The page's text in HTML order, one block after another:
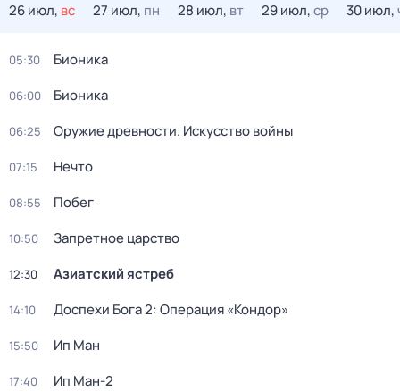
26 июл, вс 27 июл, пн 28 июл, вт 29 июл,ср 30 июл,
05:30 Бионика
06:00 Бионика
06:25 Оружие древности. Искусство войны
07:15 Нечто
08:55 Побег
10:50 Запретное царство
12:30 Азиатский ястреб
14:10 Доспехи Бога 2: Операция «Кондор»
15:50 Ип Ман
17:40 Ип Ман-2